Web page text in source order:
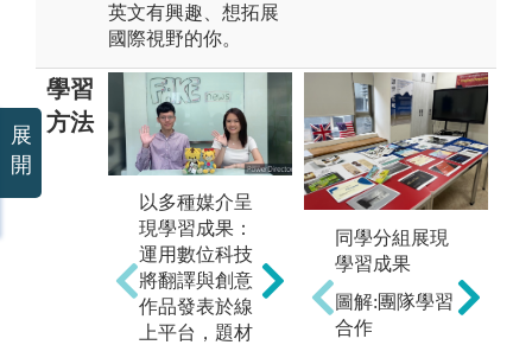
英文有興趣、想拓展
國際視野的你。
學習
方法
以多種媒介呈
現學習成果：
運用數位科技
將翻譯與創意
作品發表於線
上平台，題材
跨文化交流與
國際合作活
動：與外籍學
生交流、參加
英文營隊或出
國交換，把學
同學分組展現
學習成果
圖解:團隊學習
合作
展
開